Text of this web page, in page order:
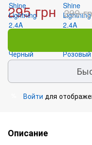
295 грн 299
Войти для
Описание